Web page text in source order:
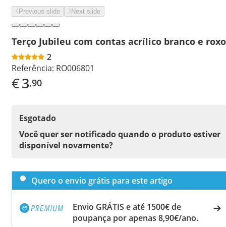
Previous slide Next slide
Terço Jubileu com contas acrílico branco e roxo
2
Referência: RO006801
€3,90
Esgotado
Você quer ser notificado quando o produto estiver
disponível novamente?
Quero o envio grátis para este artigo
Envio GRÁTIS e até 1500€ de
poupança por apenas 8,90€/ano.